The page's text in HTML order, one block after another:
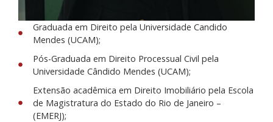
Graduada em Direito pela Universidade Candido
Mendes (UCAM);
Pós-Graduada em Direito Processual Civil pela
Universidade Cândido Mendes (UCAM);
Extensão acadêmica em Direito Imobiliário pela Escola
de Magistratura do Estado do Rio de Janeiro –
(EMERJ);